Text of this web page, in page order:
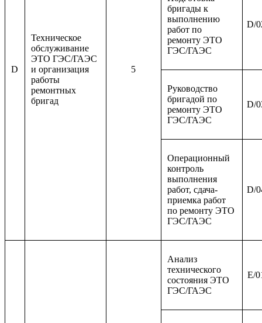
D
Техническое
обслуживание
ЭТО ГЭС/ГАЭС
и организация
работы
ремонтных
бригад
5
бригады к
выполнению
работ по
ремонту ЭТО
ГЭС/ГАЭС
D/
Руководство
бригадой по
ремонту ЭТО
ГЭС/ГАЭС
D/
Операционный
контроль
выполнения
работ, сдача-
приемка работ
по ремонту ЭТО
ГЭС/ГАЭС
D/
Анализ
технического
состояния ЭТО
ГЭС/ГАЭС
E/